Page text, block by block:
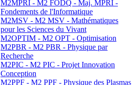
M2MPRI - M2 FODQ - Maj. MPRI -
Fondements de l'Informatique
M2MSV - M2 MSV - Mathématiques
pour les Sciences du Vivant
M2OPTIM - M2 OPT - Optimisation
M2PBR - M2 PBR - Physique par
Recherche
M2PIC - M2 PIC - Projet Innovation
Conception
M2PPF - M2 PPF - Physique des Plasmas